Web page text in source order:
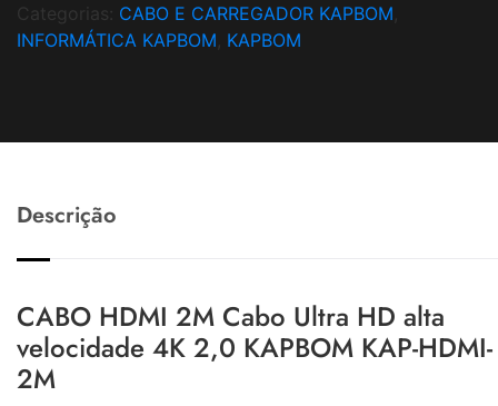
Categorias: CABO E CARREGADOR KAPBOM
INFORMÁTICA KAPBOM KAPBOM
Descrição
CABO HDMI 2M Cabo Ultra HD alta
velocidade 4K 2,0 KAPBOM KAP-HDMI-
2M